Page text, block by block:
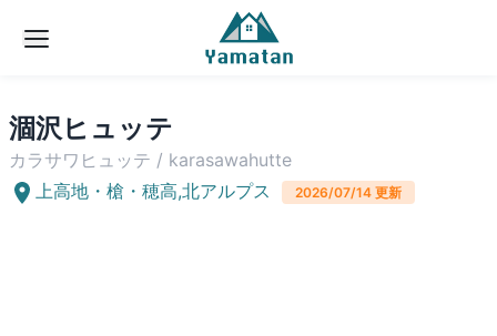
涸沢ヒュッテ
カラサワヒュッテ / karasawahutte
上高地・槍・穂高,北アルプス 2026/07/14 更新